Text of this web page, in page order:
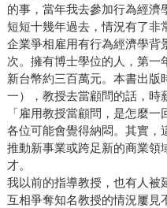
的事，當年我去參加行為經濟
短短十幾年過去，情況有了非
企業爭相雇用有行為經濟學背
次。擁有博士學位的人，第一
新台幣約三百萬元。本書出版
一），教授去當顧問的話，時
「雇用教授當顧問，是怎麼一
各位可能會覺得納悶。其實，
推動新事業或跨足新的商業領
才。
我以前的指導教授，也有人被
互相爭奪知名教授的情況屢見